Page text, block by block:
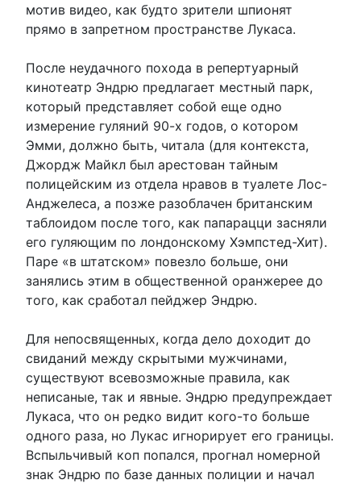
мотив видео, как будто зрители шпионят
прямо в запретном пространстве Лукаса.
После неудачного похода в репертуарный
кинотеатр Эндрю предлагает местный парк,
который представляет собой еще одно
измерение гуляний 90-х годов, о котором
Эмми, должно быть, читала (для контекста,
Джордж Майкл был арестован тайным
полицейским из отдела нравов в туалете Лос-
Анджелеса, а позже разоблачен британским
таблоидом после того, как папарацци засняли
его гуляющим по лондонскому Хэмпстед-Хит).
Паре «в штатском» повезло больше, они
занялись этим в общественной оранжерее до
того, как сработал пейджер Эндрю.
Для непосвященных, когда дело доходит до
свиданий между скрытыми мужчинами,
существуют всевозможные правила, как
неписаные, так и явные. Эндрю предупреждает
Лукаса, что он редко видит кого-то больше
одного раза, но Лукас игнорирует его границы.
Вспыльчивый коп попался, прогнал номерной
знак Эндрю по базе данных полиции и начал